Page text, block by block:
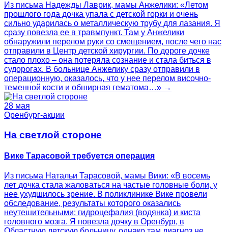
Из письма Надежды Лаврик, мамы Анжелики: «Летом
прошлого года дочка упала с детской горки и очень
сильно ударилась о металлическую трубу для лазания. Я
сразу повезла ее в травмпункт. Там у Анжелики
обнаружили перелом руки со смещением, после чего нас
отправили в Центр детской хирургии. По дороге дочке
стало плохо – она потеряла сознание и стала биться в
судорогах. В больнице Анжелику сразу отправили в
операционную, оказалось, что у нее перелом височно-
теменной кости и обширная гематома…» →
28 мая
Оренбург-акции
На светлой стороне
Вике Тарасовой требуется операция
Из письма Натальи Тарасовой, мамы Вики: «В восемь
лет дочка стала жаловаться на частые головные боли, у
нее ухудшилось зрение. В поликлинике Вике провели
обследование, результаты которого оказались
неутешительными: гидроцефалия (водянка) и киста
головного мозга. Я повезла дочку в Оренбург, в